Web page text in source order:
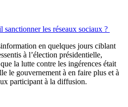
sanctionner les réseaux sociaux ?
en quelques jours ciblant
à l’élection présidentielle,
la lutte contre les ingérences était
le gouvernement à en faire plus et à
participant à la diffusion.